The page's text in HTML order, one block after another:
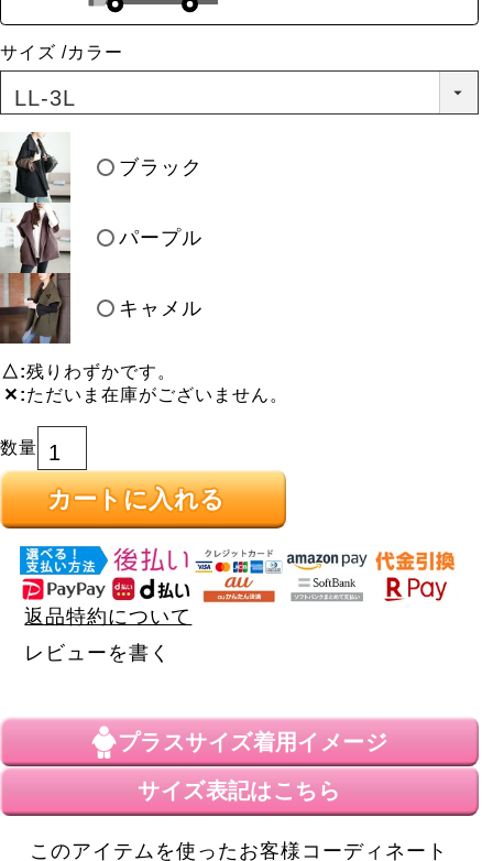
サイズ カラー
ブラック
パープル
キャメル
△ 残りわずかです。
✕ ただいま在庫がございません。
カートに入れる
返品特約について
レビューを書く
プラスサイズ着用イメージ
サイズ表記はこちら
このアイテムを使ったお客様コーディネート